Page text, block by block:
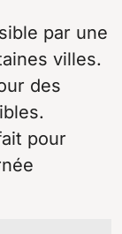
par une
villes.
des
pour